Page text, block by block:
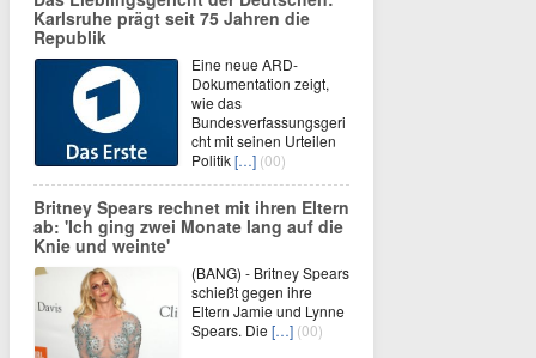
Karlsruhe prägt seit 75 Jahren die
Republik
Eine neue ARD-
Dokumentation zeigt,
wie das
Bundesverfassungsgeri
cht mit seinen Urteilen
Politik[…] (00)
Britney Spears rechnet mit ihren Eltern
ab: 'Ich ging zwei Monate lang auf die
Knie und weinte'
(BANG) - Britney Spears
schießt gegen ihre
Eltern Jamie und Lynne
Spears. Die […] (00)